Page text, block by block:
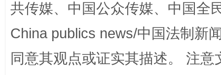
全民健身五年计划来了！等你上场
共传媒、中国公众传媒、中国全
China publics news/中国法制新
同意其观点或证实其描述。 注